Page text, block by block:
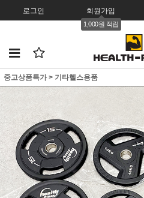
로그인 회원가입
1,000원 적립
중고상품특가> 기타헬스용품